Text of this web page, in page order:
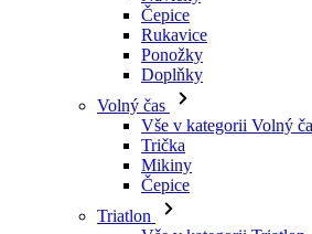
Volný čas
Vše v kategorii Volný čas
Trička
Mikiny
Čepice
Triatlon
Vše v kategorii Triatlon
Tílka
Kombinézy
Kraťasy
Léto 2026